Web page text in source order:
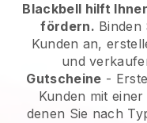
Blackbell hilft
fördern. Binden
Kunden an,
und
Gutscheine -
Kunden mit
denen Sie nach